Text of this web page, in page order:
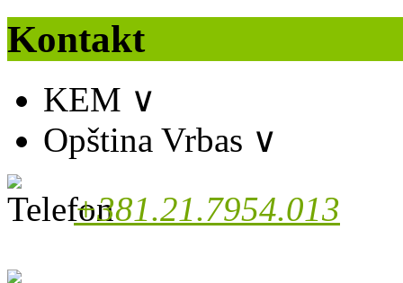
Kontakt
KEM ∨
Opština Vrbas ∨
+381.21.7954.013